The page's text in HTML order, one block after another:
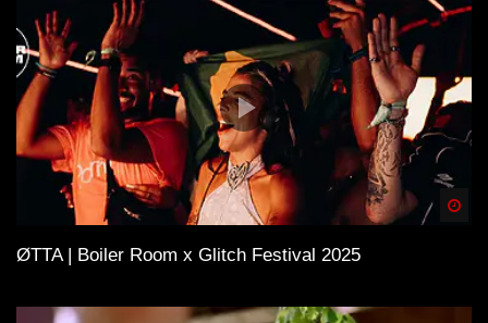
ØTTA | Boiler Room x Glitch Festival 2025